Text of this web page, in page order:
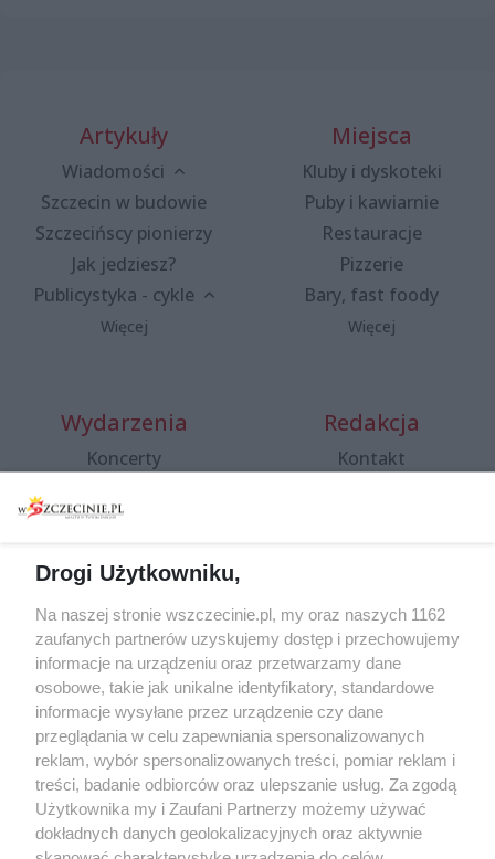
Artykuły
Wiadomości
Szczecin w budowie
Szczecińscy pionierzy
Jak jedziesz?
Publicystyka - cykle
Więcej
Miejsca
Kluby i dyskoteki
Puby i kawiarnie
Restauracje
Pizzerie
Bary, fast foody
Więcej
Wydarzenia
Koncerty
Spacery i oprowadzania
targi
Wernisaże
Więcej
Redakcja
Kontakt
Specjalny koncert z okazji
20. urodzin portalu
wSzczecinie.pl
Regulamin konkursów
śniadaniówka "Hej
Szczecin! Jest piątek!"
Partnerzy
Drogi Użytkowniku,
Na naszej stronie wszczecinie.pl, my oraz naszych 1162
zaufanych partnerów uzyskujemy dostęp i przechowujemy
informacje na urządzeniu oraz przetwarzamy dane
osobowe, takie jak unikalne identyfikatory, standardowe
informacje wysyłane przez urządzenie czy dane
przeglądania w celu zapewniania spersonalizowanych
reklam, wybór spersonalizowanych treści, pomiar reklam i
treści, badanie odbiorców oraz ulepszanie usług. Za zgodą
Użytkownika my i Zaufani Partnerzy możemy używać
dokładnych danych geolokalizacyjnych oraz aktywnie